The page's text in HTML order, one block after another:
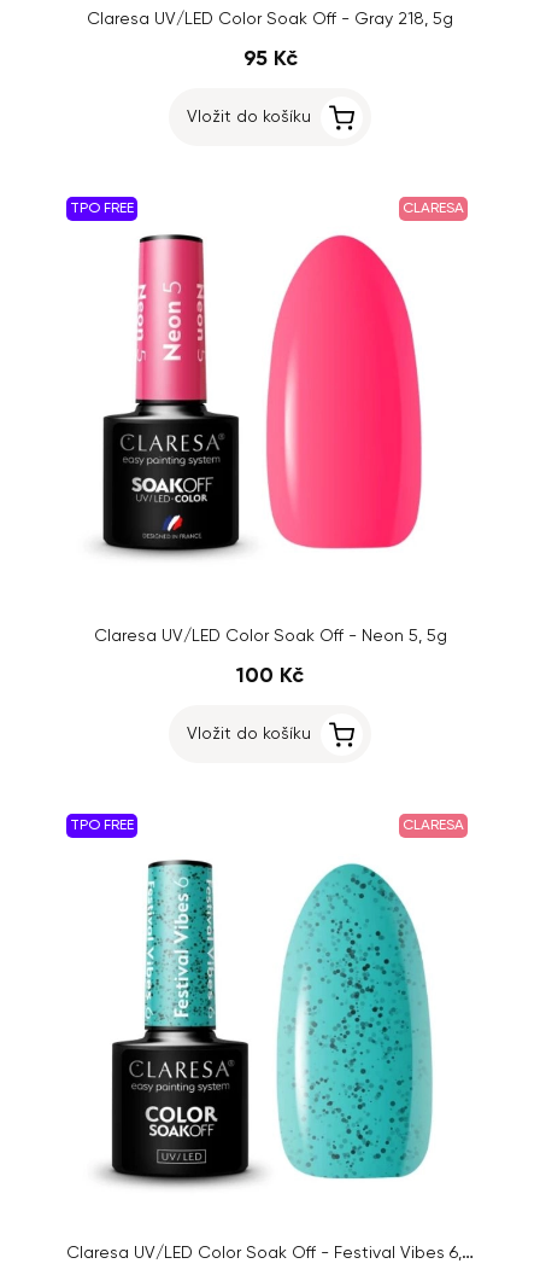
Claresa UV/LED Color Soak Off - Gray 218, 5g
95 Kč
Vložit do košíku
TPO FREE CLARESA
Claresa UV/LED Color Soak Off - Neon 5, 5g
100 Kč
Vložit do košíku
TPO FREE CLARESA
Claresa UV/LED Color Soak Off - Festival Vibes 6, 5g